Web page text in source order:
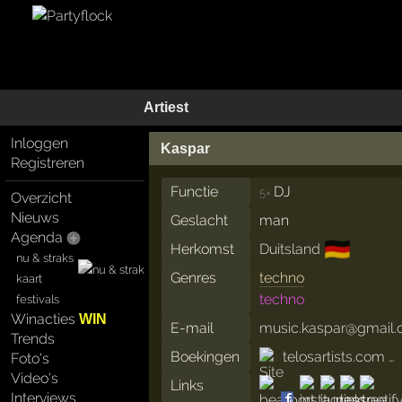
Artiest
Inloggen
Registreren
Overzicht
Nieuws
Agenda
nu & straks
kaart
festivals
WinactiesWIN
Trends
Foto's
Video's
Interviews
Kaspar
Functie 5× DJ
Geslacht
man
Herkomst
Duitsland 🇩🇪
Genres
techno
techno
E-mail
Boekingen
telosartists.com …
Links